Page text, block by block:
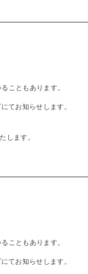
こともあります。
てお知らせします。
します。
こともあります。
てお知らせします。